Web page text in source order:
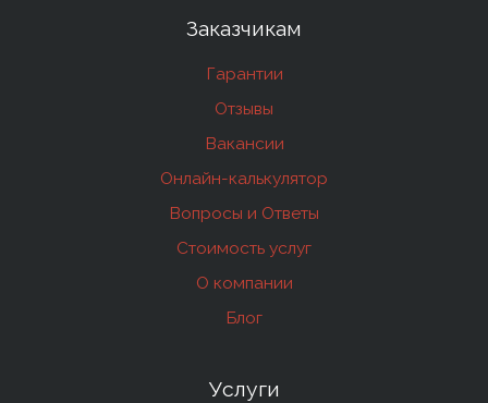
Заказчикам
Гарантии
Отзывы
Вакансии
Онлайн-калькулятор
Вопросы и Ответы
Стоимость услуг
О компании
Блог
Услуги